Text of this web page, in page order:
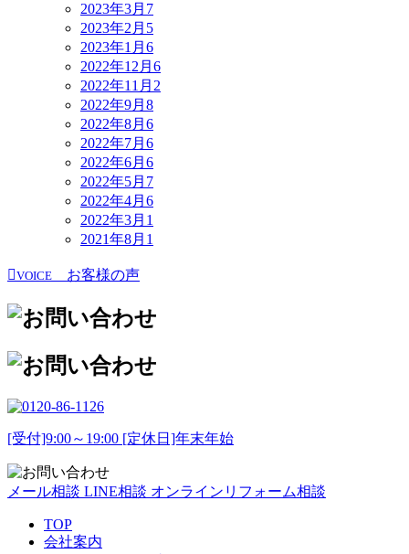
2023年3月 7
2023年2月 5
2023年1月 6
2022年12月 6
2022年11月 2
2022年9月 8
2022年8月 6
2022年7月 6
2022年6月 6
2022年5月 7
2022年4月 6
2022年3月 1
2021年8月 1
VOICE お客様の声
[受付]9:00～19:00 [定休日]年末年始
メール相談 LINE相談 オンラインリフォーム相談
TOP
会社案内